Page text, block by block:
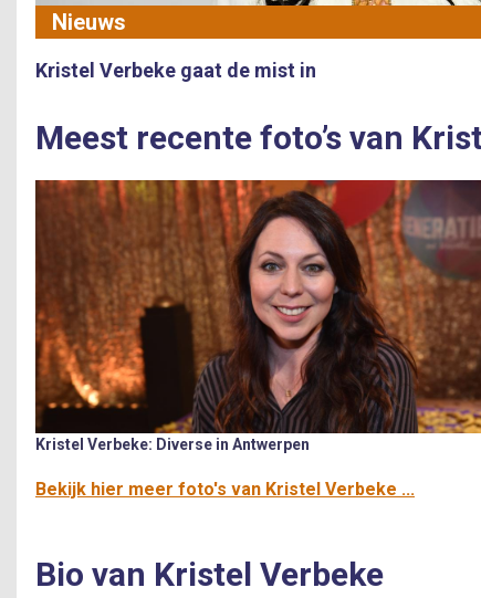
Nieuws
Kristel Verbeke gaat de mist in
Meest recente foto’s van
Kristel Verbeke: Diverse in Antwerpen
Bekijk hier meer foto's van Kristel Verbeke ...
Bio van Kristel Verbeke